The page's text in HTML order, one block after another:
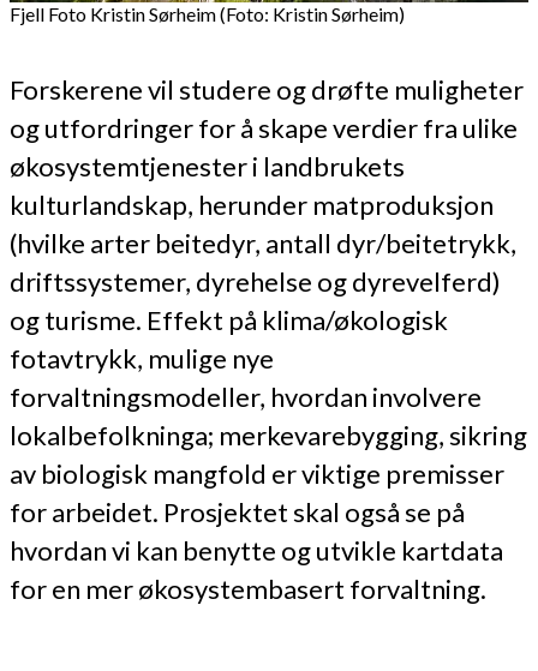
Fjell Foto Kristin Sørheim (Foto: Kristin Sørheim)
Forskerene vil studere og drøfte muligheter
og utfordringer for å skape verdier fra ulike
økosystemtjenester i landbrukets
kulturlandskap, herunder matproduksjon
(hvilke arter beitedyr, antall dyr/beitetrykk,
driftssystemer, dyrehelse og dyrevelferd)
og turisme. Effekt på klima/økologisk
fotavtrykk, mulige nye
forvaltningsmodeller, hvordan involvere
lokalbefolkninga; merkevarebygging, sikring
av biologisk mangfold er viktige premisser
for arbeidet. Prosjektet skal også se på
hvordan vi kan benytte og utvikle kartdata
for en mer økosystembasert forvaltning.